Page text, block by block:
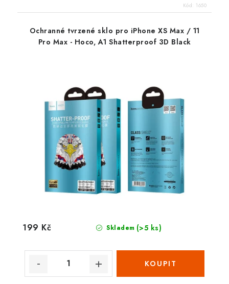
Kód: 1650
Ochranné tvrzené sklo pro iPhone XS Max / 11
Pro Max - Hoco, A1 Shatterproof 3D Black
Skladem (>5 ks)
199 Kč